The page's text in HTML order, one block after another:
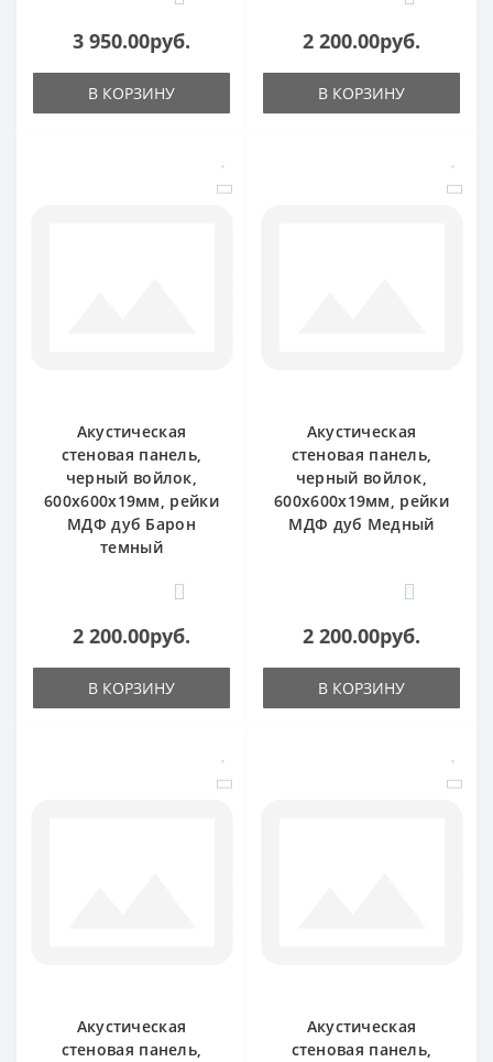
3 950.00руб.
В КОРЗИНУ
2 200.00руб.
В КОРЗИНУ
Акустическая
стеновая панель,
черный войлок,
600х600х19мм, рейки
МДФ дуб Барон
темный
0
2 200.00руб.
В КОРЗИНУ
Акустическая
стеновая панель,
черный войлок,
600х600х19мм, рейки
МДФ дуб Медный
0
2 200.00руб.
В КОРЗИНУ
Акустическая
стеновая панель,
Акустическая
стеновая панель,